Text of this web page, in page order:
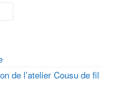
de l’atelier Cousu de fil